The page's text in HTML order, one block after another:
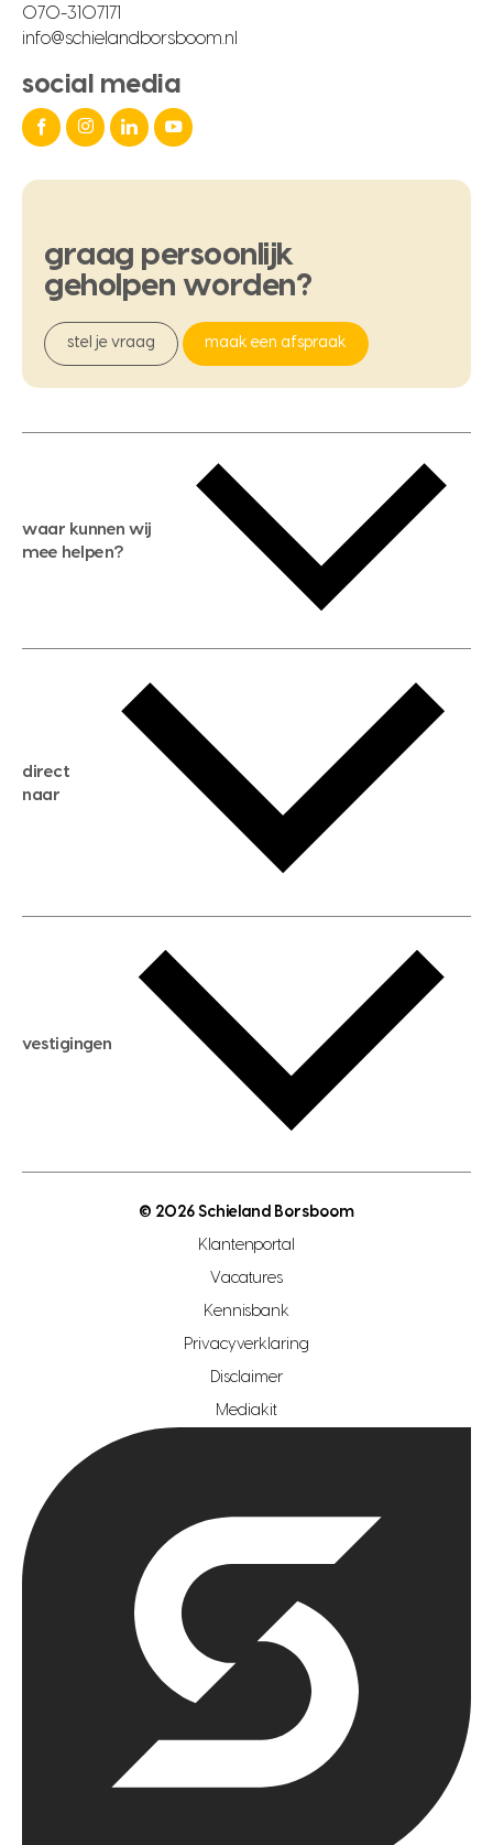
070-3107171
info@schielandborsboom.nl
social media
graag persoonlijk
geholpen worden?
stel je vraag maak een afspraak
waar kunnen wij
mee helpen?
gratis zoekservice
huis verkopen
huis kopen
aankoopadvies
verkoopadvies
hypotheekadvies
direct
naar
hypotheek berekenen
maximale hypotheek berekenen
hypotheek bespaarcheck
gratis zoekprofiel aanmaken
open woningwaarde dag
vestigingen
makelaar regio zoetermeer
hypotheekshop regio den haag
hypotheekshop regio rotterdam
© 2026 Schieland Borsboom
Klantenportal
Vacatures
Kennisbank
Privacyverklaring
Disclaimer
Mediakit